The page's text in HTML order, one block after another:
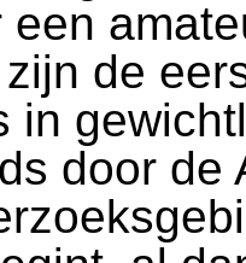
een
de
in
door de